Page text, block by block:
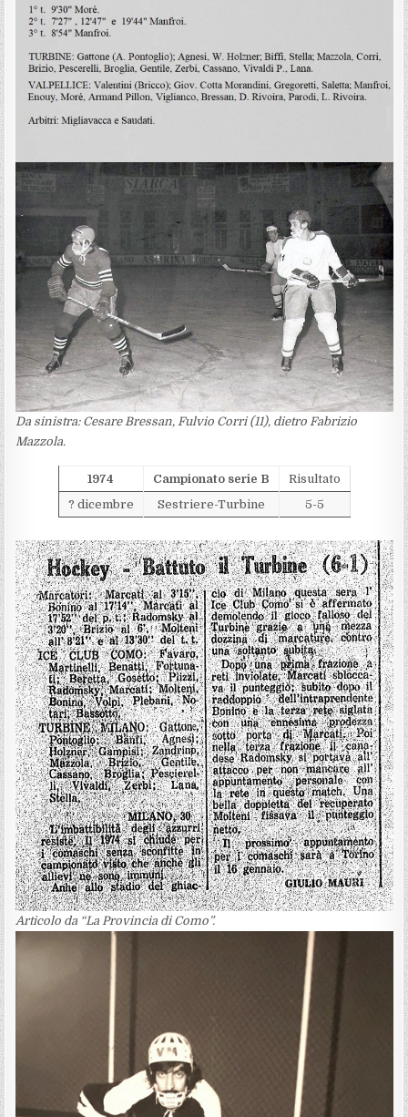
Da sinistra: Cesare Bressan, Fulvio Corri (11), dietro Fabrizio
Mazzola.
1974 Campionato serie B
Risultato
? dicembre
Sestriere-Turbine 5-5
Articolo da “La Provincia di Como”.